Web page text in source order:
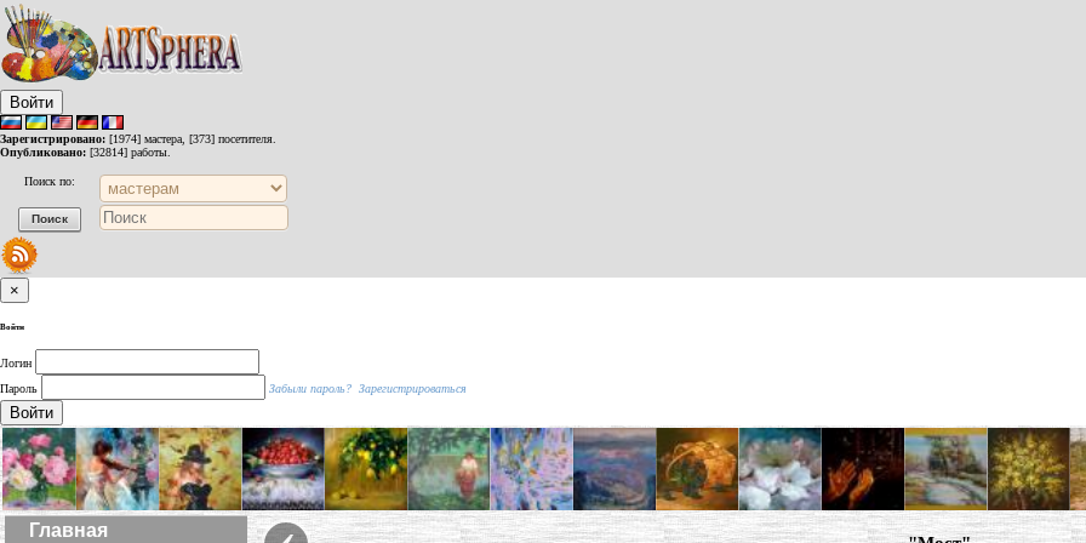
Войти
Зарегистрировано: [1974] мастера, [373] посетителя.
Опубликовано: [32814] работы.
Поиск по:
×
Войти
Логин
Пароль
Забыли пароль? Зарегистрироваться
Войти
Главная